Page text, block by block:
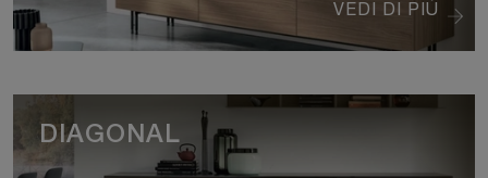
VEDI DI PIÙ
DIAGONAL